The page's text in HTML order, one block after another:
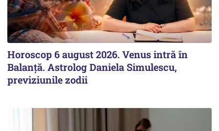
Horoscop 6 august 2026. Venus intră în
Balanță. Astrolog Daniela Simulescu,
previziunile zodii